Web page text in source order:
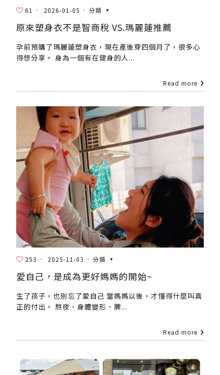
61 2026-01-05 分類
原來塑身衣不是智商稅 VS.瑪麗蓮推薦
孕前預購了瑪麗蓮塑身衣，現在產後穿四個月了，很多心
得想分享。 身為一個有在健身的人...
Read more
253 2025-11-03 分類
愛自己，是成為更好媽媽的開始~
生了孩子，也別忘了愛自己 當媽媽以後，才懂得什麼叫真
正的付出。 熬夜、身體變形、脾...
Read more